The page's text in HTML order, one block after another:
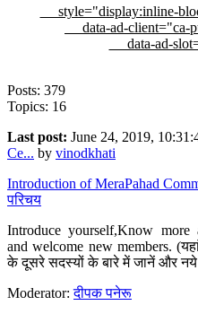
style="display:inline-
data-ad-client="ca-
data-ad-
Posts: 379
Topics: 16
Last post: June 24, 2019,
Ce... by vinodkhati
Introduction of MeraPahad
परिचय
Introduce yourself,Know more
and welcome new members.
के दूसरे सदस्यों के बारे में जानें और
Moderator:दीपक पनेरू